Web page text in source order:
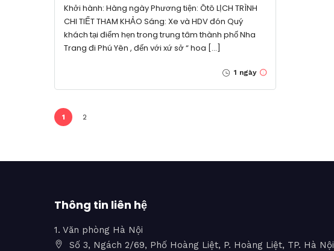
Khởi hành: Hàng ngày Phương tiện: Ôtô LỊCH TRÌNH
CHI TIẾT THAM KHẢO Sáng: Xe và HDV đón Quý
khách tại điểm hẹn trong trung tâm thành phố Nha
Trang đi Phú Yên , đến với xứ sở “ hoa […]
1 ngày
1 2
Thông tin liên hệ
1. Văn phòng Hà Nội
Số 3, Ngách 2/69, Phố Hoàng Liệt, P. Hoàng Liệt, TP. Hà Nội